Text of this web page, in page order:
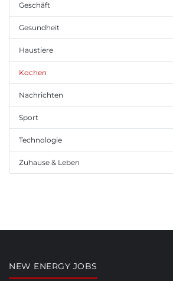
Geschäft
Gesundheit
Haustiere
Kochen
Nachrichten
Sport
Technologie
Zuhause & Leben
NEW ENERGY JOBS